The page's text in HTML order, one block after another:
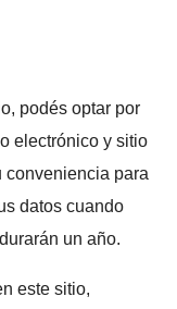
podés optar por
electrónico y sitio
conveniencia para
datos cuando
un año.
este sitio,